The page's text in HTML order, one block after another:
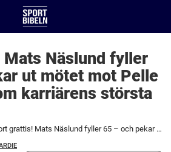
Näslund fyller
ut mötet mot Pelle
karriärens största
Stort grattis! Mats Näslund fyller 65 – och pekar ut mötet mot Pelle Lindbergh som karriärens största ögonblick